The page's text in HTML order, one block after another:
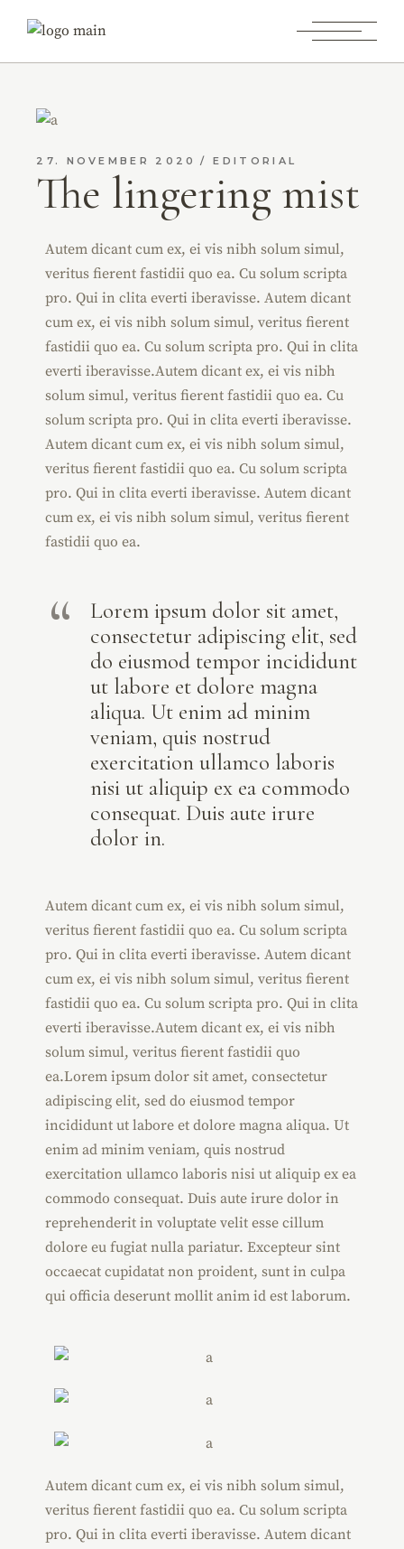
27. NOVEMBER 2020 EDITORIAL
The lingering mist
Autem dicant cum ex, ei vis nibh solum simul,
veritus fierent fastidii quo ea. Cu solum scripta
pro. Qui in clita everti iberavisse. Autem dicant
cum ex, ei vis nibh solum simul, veritus fierent
fastidii quo ea. Cu solum scripta pro. Qui in clita
everti iberavisse.Autem dicant ex, ei vis nibh
solum simul, veritus fierent fastidii quo ea. Cu
solum scripta pro. Qui in clita everti iberavisse.
Autem dicant cum ex, ei vis nibh solum simul,
veritus fierent fastidii quo ea. Cu solum scripta
pro. Qui in clita everti iberavisse. Autem dicant
cum ex, ei vis nibh solum simul, veritus fierent
fastidii quo ea.
Lorem ipsum dolor sit amet,
consectetur adipiscing elit, sed
do eiusmod tempor incididunt
ut labore et dolore magna
aliqua. Ut enim ad minim
veniam, quis nostrud
exercitation ullamco laboris
nisi ut aliquip ex ea commodo
consequat. Duis aute irure
dolor in.
Autem dicant cum ex, ei vis nibh solum simul,
veritus fierent fastidii quo ea. Cu solum scripta
pro. Qui in clita everti iberavisse. Autem dicant
cum ex, ei vis nibh solum simul, veritus fierent
fastidii quo ea. Cu solum scripta pro. Qui in clita
everti iberavisse.Autem dicant ex, ei vis nibh
solum simul, veritus fierent fastidii quo
ea.Lorem ipsum dolor sit amet, consectetur
adipiscing elit, sed do eiusmod tempor
incididunt ut labore et dolore magna aliqua. Ut
enim ad minim veniam, quis nostrud
exercitation ullamco laboris nisi ut aliquip ex ea
commodo consequat. Duis aute irure dolor in
reprehenderit in voluptate velit esse cillum
dolore eu fugiat nulla pariatur. Excepteur sint
occaecat cupidatat non proident, sunt in culpa
qui officia deserunt mollit anim id est laborum.
Autem dicant cum ex, ei vis nibh solum simul,
veritus fierent fastidii quo ea. Cu solum scripta
pro. Qui in clita everti iberavisse. Autem dicant